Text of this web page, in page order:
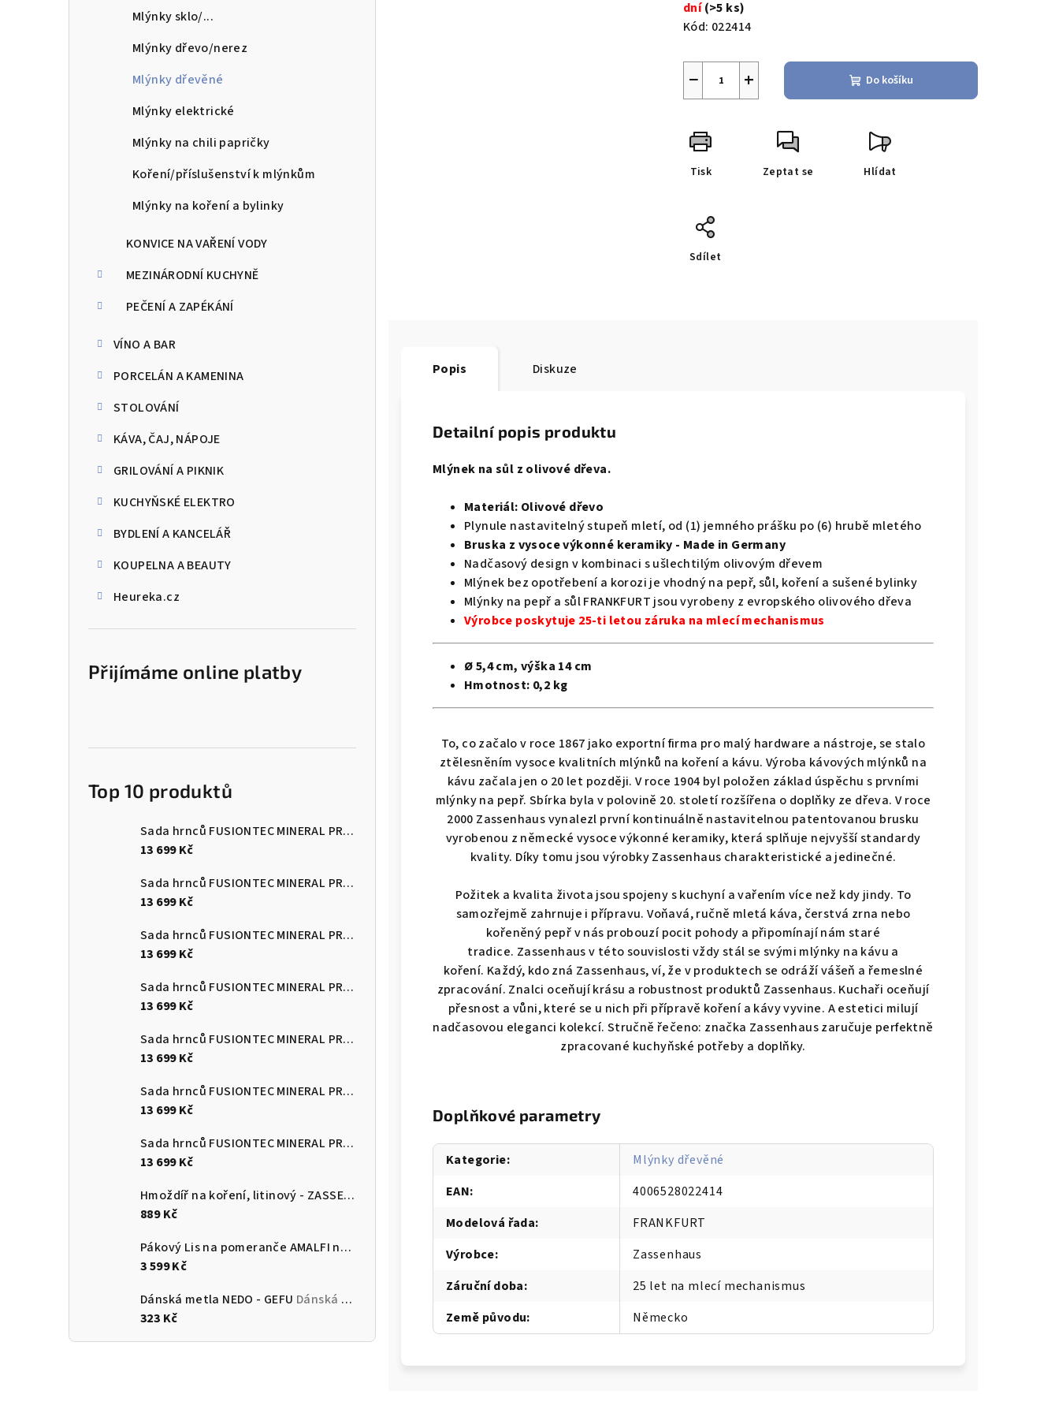
Mlýnky sklo/...
Mlýnky dřevo/nerez
Mlýnky dřevěné
Mlýnky elektrické
Mlýnky na chili papričky
Koření/příslušenství k mlýnkům
Mlýnky na koření a bylinky
KONVICE NA VAŘENÍ VODY
MEZINÁRODNÍ KUCHYNĚ
PEČENÍ A ZAPÉKÁNÍ
VÍNO A BAR
PORCELÁN A KAMENINA
STOLOVÁNÍ
KÁVA, ČAJ, NÁPOJE
GRILOVÁNÍ A PIKNIK
KUCHYŇSKÉ ELEKTRO
BYDLENÍ A KANCELÁŘ
KOUPELNA A BEAUTY
Heureka.cz
Přijímáme online platby
Top 10 produktů
Sada hrnců FUSIONTEC MINERAL PRO 4 ks, Eucalyptus zelená - WMF
4dílná sada hrnců FUSIONTEC MINERAL PRO, Eucalyptus zelená - WMF
13 699 Kč
Sada hrnců FUSIONTEC MINERAL PRO 4 ks, černá - WMF
13 699 Kč
Sada hrnců FUSIONTEC MINERAL PRO 4 ks, červená - WMF
4dílná sada hrnců FUSIONTEC MINERAL PRO, červená - WMF
13 699 Kč
Sada hrnců FUSIONTEC MINERAL PRO 4 ks, Quartz růžová - WMF
4dílná sada hrnců FUSIONTEC MINERAL PRO, Quartz růžová - WMF
13 699 Kč
Sada hrnců FUSIONTEC MINERAL PRO 4 ks, edice Tim Raue modrá - WMF
4dílná sada hrnců FUSIONTEC MINERAL PRO, edice Tim Raue modrá - WMF
13 699 Kč
Sada hrnců FUSIONTEC MINERAL PRO 4 ks, mango žlutá - WMF
13 699 Kč
Sada hrnců FUSIONTEC MINERAL PRO 4 ks, papája oranžová - WMF
4dílná sada hrnců FUSIONTEC MINERAL PRO, papaya oranžová - WMF
13 699 Kč
Hmoždíř na koření, litinový - ZASSENHAUS
Litinový kuchyňský hmoždíř na koření a bylinky s tloučkem - ZASSENHAUS
889 Kč
Pákový Lis na pomeranče AMALFI nerezový lesklý - CILIO Solingen
3 599 Kč
Dánská metla NEDO - GEFU Dánská Metlička NEDO - GEFU
323 Kč
dní(>5 ks)
Kód: 022414
+
− Do košíku
Tisk Zeptat se Hlídat
Sdílet
Popis Diskuze
Detailní popis produktu
Mlýnek na sůl z olivové dřeva.
Materiál: Olivové dřevo
Plynule nastavitelný stupeň mletí, od (1) jemného prášku po (6) hrubě mletého
Bruska z vysoce výkonné keramiky - Made in Germany
Nadčasový design v kombinaci s ušlechtilým olivovým dřevem
Mlýnek bez opotřebení a korozi je vhodný na pepř, sůl, koření a sušené bylinky
Mlýnky na pepř a sůl FRANKFURT jsou vyrobeny z evropského olivového dřeva
Výrobce poskytuje 25-ti letou záruka na mlecí mechanismus
Ø 5,4 cm, výška 14 cm
Hmotnost: 0,2 kg
To, co začalo v roce 1867 jako exportní firma pro malý hardware a nástroje, se stalo
ztělesněním vysoce kvalitních mlýnků na koření a kávu. Výroba kávových mlýnků na
kávu začala jen o 20 let později.V roce 1904 byl položen základ úspěchu s prvními
mlýnky na pepř. Sbírka byla v polovině 20. století rozšířena o doplňky ze dřeva. V roce
2000 Zassenhaus vynalezl první kontinuálně nastavitelnou patentovanou brusku
vyrobenou z německé vysoce výkonné keramiky, která splňuje nejvyšší standardy
kvality. Díky tomu jsou výrobky Zassenhaus charakteristické a jedinečné.
Požitek a kvalita života jsou spojeny s kuchyní a vařením více než kdy jindy. To
samozřejmě zahrnuje i přípravu. Voňavá, ručně mletá káva, čerstvá zrna nebo
kořeněný pepř v nás probouzí pocit pohody a připomínají nám staré
tradice. Zassenhaus v této souvislosti vždy stál se svými mlýnky na kávu a
koření. Každý, kdo zná Zassenhaus, ví, že v produktech se odráží vášeň a řemeslné
zpracování. Znalci oceňují krásu a robustnost produktů Zassenhaus. Kuchaři oceňují
přesnost a vůni, které se u nich při přípravě koření a kávy vyvine. A estetici milují
nadčasovou eleganci kolekcí. Stručně řečeno: značka Zassenhaus zaručuje perfektně
zpracované kuchyňské potřeby a doplňky.
Doplňkové parametry
Kategorie:
Mlýnky dřevěné
EAN:
4006528022414
Modelová řada:
FRANKFURT
Výrobce:
Zassenhaus
Záruční doba:
25 let na mlecí mechanismus
Země původu: Německo